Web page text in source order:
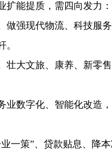
能提质，需四向发力：
强现代物流、科技服务
。
大文旅、康养、新零售
数字化、智能化改造
策”、贷款贴息、降